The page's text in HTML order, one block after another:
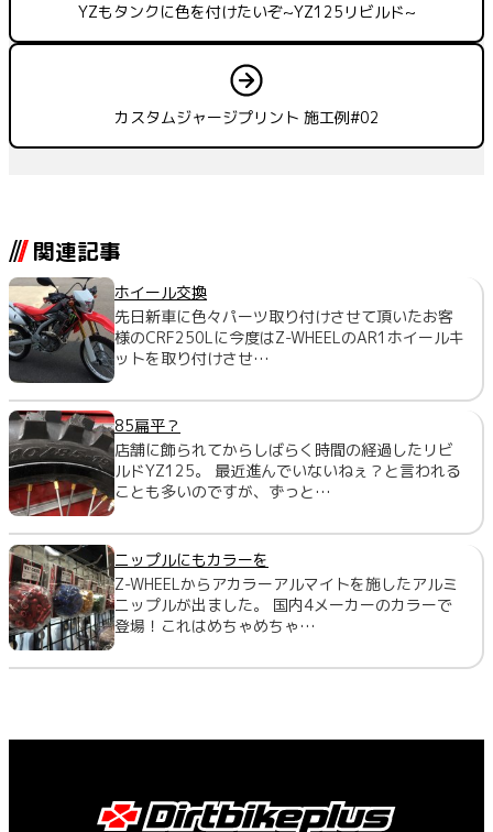
YZもタンクに色を付けたいぞ~YZ125リビルド~
カスタムジャージプリント 施工例#02
関連記事
ホイール交換
先日新車に色々パーツ取り付けさせて頂いたお客
様のCRF250Lに今度はZ-WHEELのAR1ホイールキ
ットを取り付けさせ…
85扁平？
店舗に飾られてからしばらく時間の経過したリビ
ルドYZ125。 最近進んでいないねぇ？と言われる
ことも多いのですが、ずっと…
ニップルにもカラーを
Z-WHEELからアカラーアルマイトを施したアルミ
ニップルが出ました。 国内4メーカーのカラーで
登場！これはめちゃめちゃ…